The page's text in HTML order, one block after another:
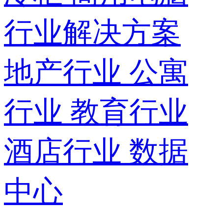
行业解决方案
地产行业 公寓
行业 教育行业
酒店行业 数据
中心